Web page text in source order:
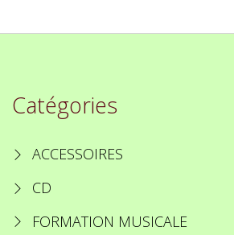
Catégories
ACCESSOIRES
CD
FORMATION MUSICALE